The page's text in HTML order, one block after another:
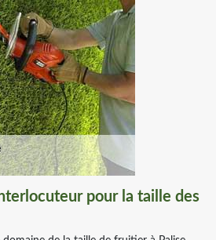
pour la taille des